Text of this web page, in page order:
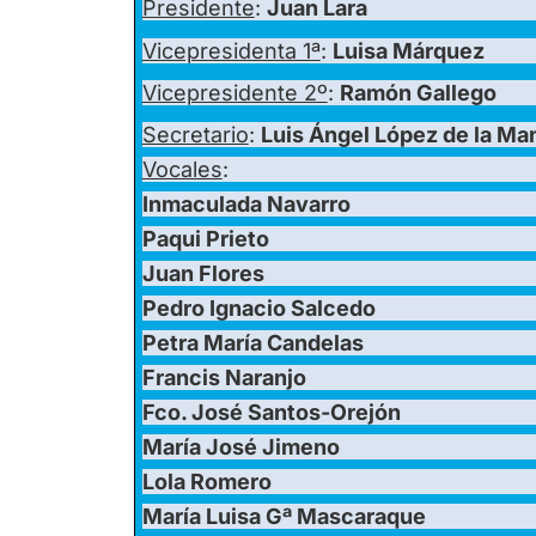
Presidente: Juan Lara
Vicepresidenta 1ª: Luisa Márquez
Vicepresidente 2º: Ramón Gallego
Secretario: Luis Ángel López de la
Vocales:
Inmaculada Navarro
Paqui Prieto
Juan Flores
Pedro Ignacio Salcedo
Petra María Candelas
Francis Naranjo
Fco. José Santos-Orejón
María José Jimeno
Lola Romero
María Luisa Gª Mascaraque